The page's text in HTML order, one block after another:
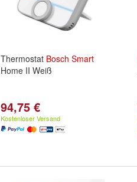
Thermostat Bosch Smart
Home II Weiß
94,75 €
Kostenloser Versand